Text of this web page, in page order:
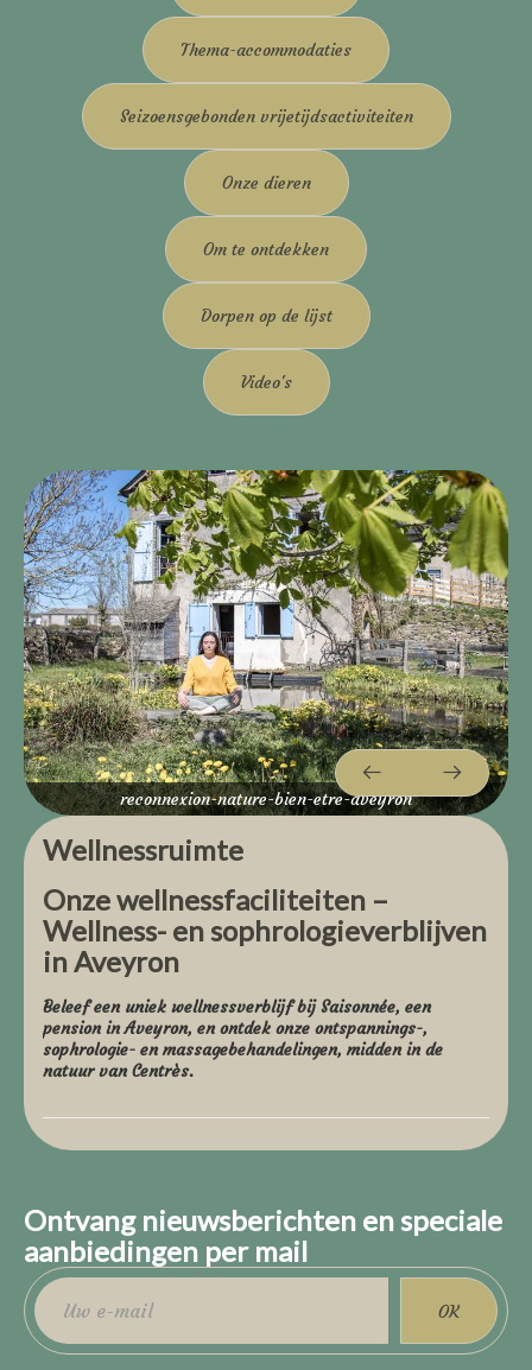
Thema-accommodaties
Seizoensgebonden vrijetijdsactiviteiten
Onze dieren
Om te ontdekken
Dorpen op de lijst
Video's
reconnexion-nature-bien-etre-aveyron
Wellnessruimte
Onze wellnessfaciliteiten –
Wellness- en sophrologieverblijven
in Aveyron
Beleef een uniek wellnessverblijf bij Saisonnée, een
pension in Aveyron, en ontdek onze ontspannings-,
sophrologie- en massagebehandelingen, midden in de
natuur van Centrès.
Unieke wellnesservaringen op uw
Wat als je kamer je dingen toefluisterde om naar te
luisteren, te doen... of juist helemaal niets te doen?
Bij Saisonnée begint welzijn op uw kamer.
Elke accommodatie biedt een op maat gemaakte selectie
van wellnessrituelen: ademhalingsoefeningen,
ontspanning, schrijven, contemplatie, creatieve of
Ontvang nieuwsberichten en speciale
aanbiedingen per mail
OK